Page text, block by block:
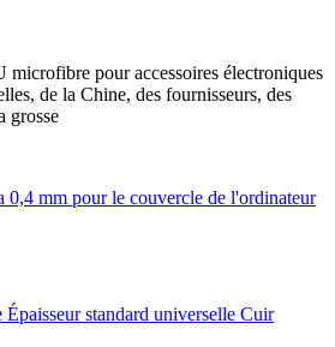
microfibre pour accessoires électroniques
de la Chine, des fournisseurs, des
grosse
mm pour le couvercle de l'ordinateur